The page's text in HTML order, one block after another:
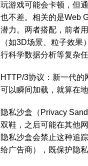
玩游戏可能会卡顿，但
也不差。相关的是Web
潜力。两者搭配，前者
（如3D场景、粒子效
行科学数据分析等复杂
HTTP/3协议：新一代
可以瞬间加载，就算在
隐私沙盒（Privacy
双鞋，之后可能在其他
隐私沙盒会禁止这种追
给广告商），既保护隐